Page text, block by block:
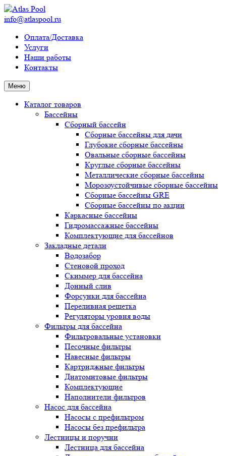
info@atlaspool.ru
Оплата/Доставка
Услуги
Наши работы
Контакты
Меню
Каталог товаров
Бассейны
Сборный бассейн
Сборные бассейны для дачи
Глубокие сборные бассейны
Овальные сборные бассейны
Круглые сборные бассейны
Металлические сборные бассейны
Морозоустойчивые сборные бассейны
Сборные бассейны GRE
Сборные бассейны по акции
Каркасные бассейны
Гидромассажные бассейны
Комплектующие для бассейнов
Закладные детали
Водозабор
Стеновой проход
Скиммер для бассейна
Донный слив
Форсунки для бассейна
Переливная решетка
Регуляторы уровня воды
Фильтры для бассейна
Фильтровальные установки
Песочные фильтры
Навесные фильтры
Картриджные фильтры
Диатомитовые фильтры
Комплектующие
Наполнители фильтров
Насос для бассейна
Насосы с префильтром
Насосы без префильтра
Лестницы и поручни
Лестница для бассейна